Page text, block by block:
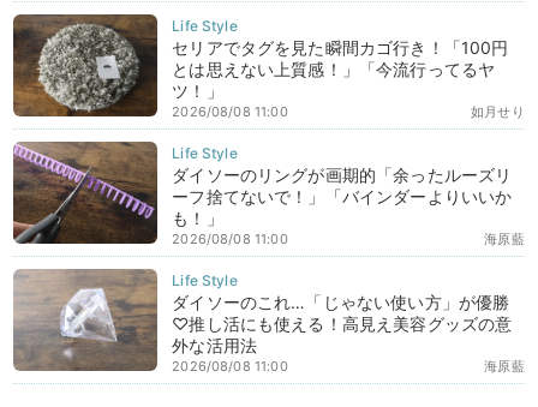
セリアでタグを見た瞬間カゴ行き！「100円
とは思えない上質感！」「今流行ってるヤ
ツ！」
如月せり
2026/08/08 11:00
ダイソーのリングが画期的「余ったルーズリ
ーフ捨てないで！」「バインダーよりいいか
も！」
海原藍
2026/08/08 11:00
ダイソーのこれ…「じゃない使い方」が優勝
♡推し活にも使える！高見え美容グッズの意
外な活用法
海原藍
2026/08/08 11:00